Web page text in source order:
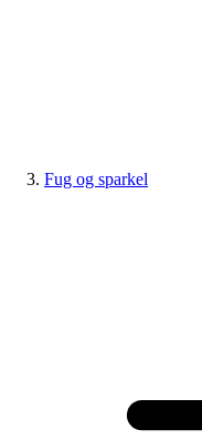
Fug og sparkel